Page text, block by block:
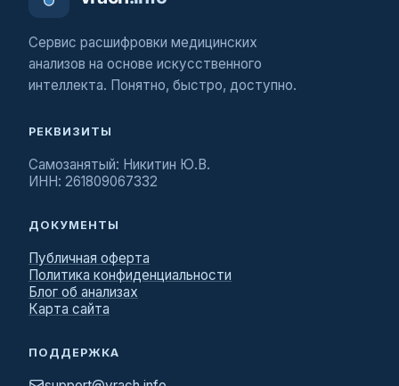
Сервис расшифровки медицинских
анализов на основе искусственного
интеллекта. Понятно, быстро, доступно.
РЕКВИЗИТЫ
Самозанятый: Никитин Ю.В.
ИНН: 261809067332
ДОКУМЕНТЫ
Публичная оферта
Политика конфиденциальности
Блог об анализах
Карта сайта
ПОДДЕРЖКА